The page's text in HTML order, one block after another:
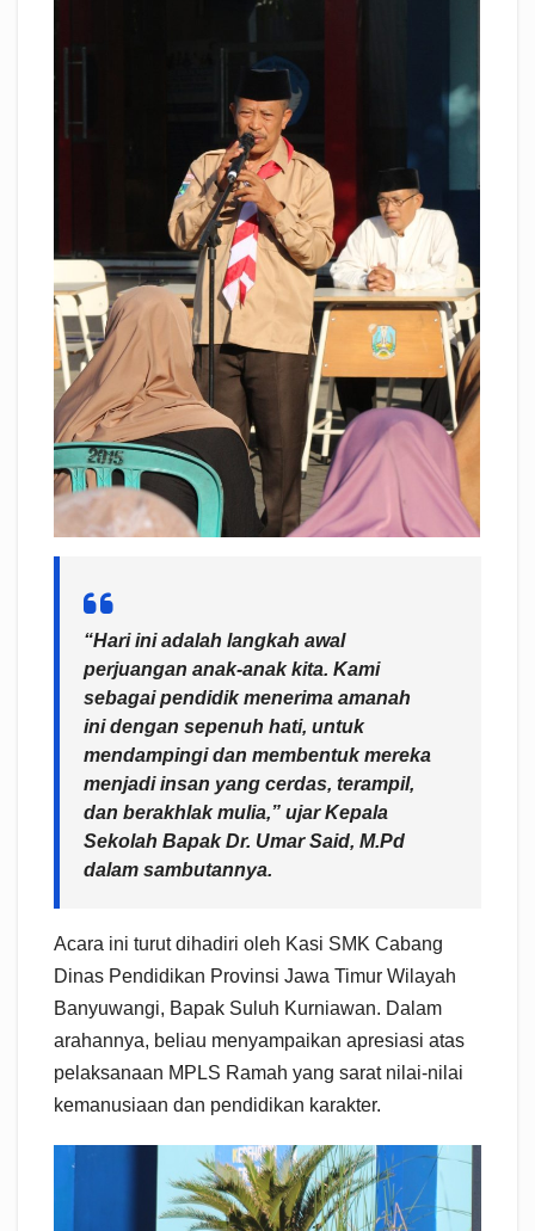
“Hari ini adalah langkah awal
perjuangan anak-anak kita. Kami
sebagai pendidik menerima amanah
ini dengan sepenuh hati, untuk
mendampingi dan membentuk mereka
menjadi insan yang cerdas, terampil,
dan berakhlak mulia,” ujar Kepala
Sekolah Bapak Dr. Umar Said, M.Pd
dalam sambutannya.
Acara ini turut dihadiri oleh Kasi SMK Cabang
Dinas Pendidikan Provinsi Jawa Timur Wilayah
Banyuwangi, Bapak Suluh Kurniawan. Dalam
arahannya, beliau menyampaikan apresiasi atas
pelaksanaan MPLS Ramah yang sarat nilai-nilai
kemanusiaan dan pendidikan karakter.